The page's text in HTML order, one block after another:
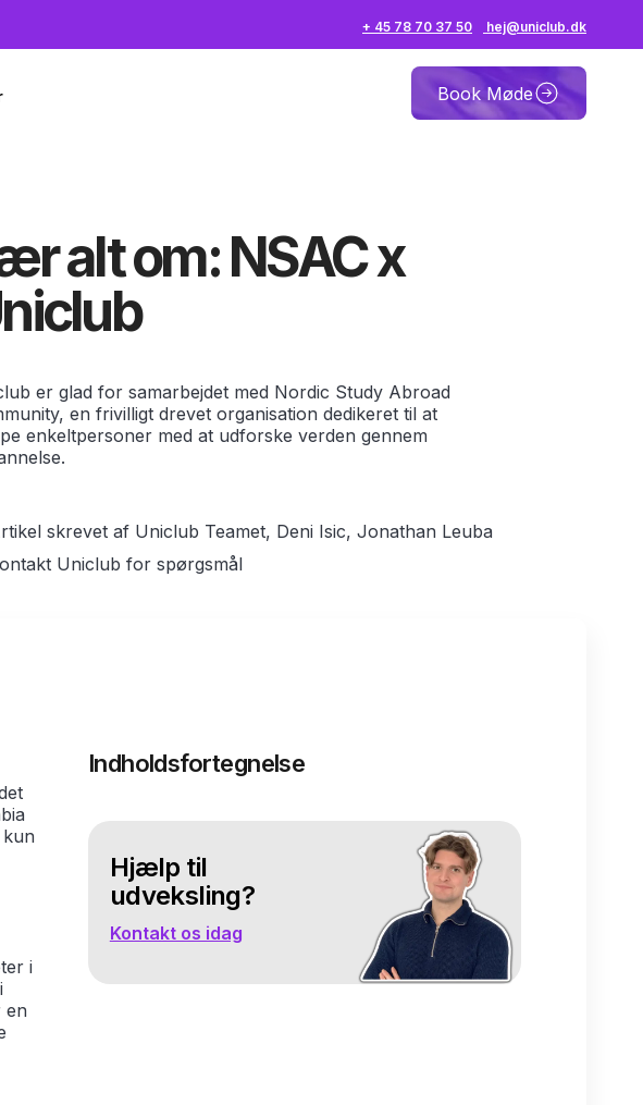
+ 45 78 70 37 50 hej@uniclub.dk
Book Møde
alt om: NSAC x
er glad for samarbejdet med Nordic Study Abroad
en frivilligt drevet organisation dedikeret til at
enkeltpersoner med at udforske verden gennem
skrevet af Uniclub Teamet, Deni Isic, Jonathan Leuba
Uniclub for spørgsmål
i
en
Indholdsfortegnelse
Hjælp til
udveksling?
Kontakt os idag